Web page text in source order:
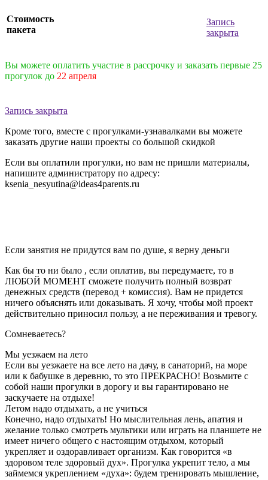
Стоимость
пакета
Запись
закрыта
Вы можете оплатить участие в рассрочку и заказать первые 25
прогулок до 22 апреля
Запись закрыта
Кроме того, вместе с прогулками-узнавалками вы можете
заказать другие наши проекты со большой скидкой
Если вы оплатили прогулки, но вам не пришли материалы,
напишите администратору по адресу:
ksenia_nesyutina@ideas4parents.ru
Если занятия не придутся вам по душе, я верну деньги
Как бы то ни было , если оплатив, вы передумаете, то в
ЛЮБОЙ МОМЕНТ сможете получить полный возврат
денежных средств (перевод + комиссия). Вам не придется
ничего объяснять или доказывать. Я хочу, чтобы мой проект
действительно приносил пользу, а не переживания и тревогу.
Сомневаетесь?
Мы уезжаем на лето
Если вы уезжаете на все лето на дачу, в санаторий, на море
или к бабушке в деревню, то это ПРЕКРАСНО! Возьмите с
собой наши прогулки в дорогу и вы гарантировано не
заскучаете на отдыхе!
Летом надо отдыхать, а не учиться
Конечно, надо отдыхать! Но мыслительная лень, апатия и
желание только смотреть мультики или играть на планшете не
имеет ничего общего с настоящим отдыхом, который
укрепляет и оздоравливает организм. Как говорится «в
здоровом теле здоровый дух». Прогулка укрепит тело, а мы
займемся укреплением «духа»: будем тренировать мышление,